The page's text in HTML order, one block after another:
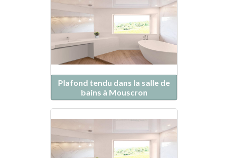
Plafond tendu dans la salle de
bains à Mouscron